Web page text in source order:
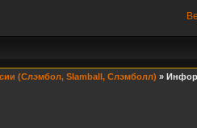
(Слэмбол, Slamball, Слэмболл) »